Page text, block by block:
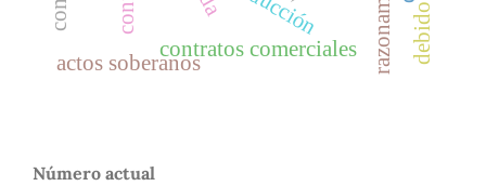
contratos comerciales
actos soberanos
Número actual